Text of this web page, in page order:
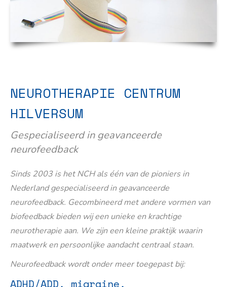
NEUROTHERAPIE CENTRUM
HILVERSUM
Gespecialiseerd in geavanceerde
neurofeedback
Sinds 2003 is het NCH als één van de pioniers in
Nederland gespecialiseerd in geavanceerde
neurofeedback. Gecombineerd met andere vormen van
biofeedback bieden wij een unieke en krachtige
neurotherapie aan. We zijn een kleine praktijk waarin
maatwerk en persoonlijke aandacht centraal staan.
Neurofeedback wordt onder meer toegepast bij:
ADHD/ADD, migraine,